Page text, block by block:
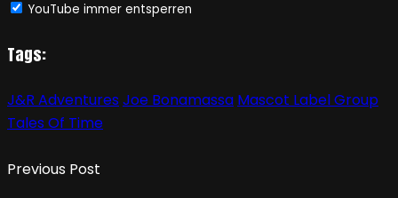
YouTube immer entsperren
Tags:
J&R Adventures Joe Bonamassa Mascot Label Group
Tales Of Time
Previous Post